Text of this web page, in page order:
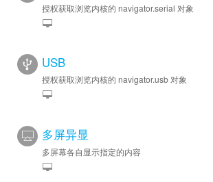
授权获取浏览内核的 navigator.serial 对象
USB
授权获取浏览内核的 navigator.usb 对象
多屏异显
多屏幕各自显示指定的内容